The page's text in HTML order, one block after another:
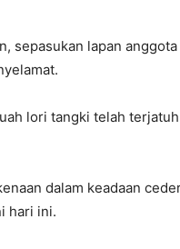
sepasukan lapan
lori tangki telah
dalam keadaan
hari ini.